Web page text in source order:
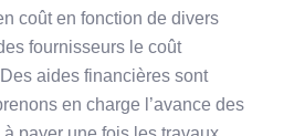
coût en fonction de divers
fournisseurs le coût
aides financières sont
en charge l’avance des